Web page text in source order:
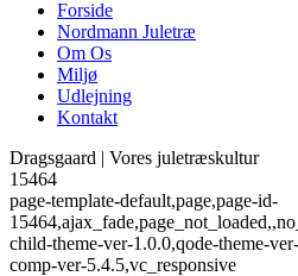
Forside
Nordmann Juletræ
Om Os
Miljø
Udlejning
Kontakt
Dragsgaard | Vores juletræskultur
15464
page-template-default,page,page-id-
child-theme-ver-1.0.0,qode-theme-
comp-ver-5.4.5,vc_responsive